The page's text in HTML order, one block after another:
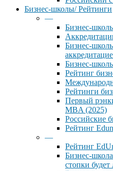
Бизнес-школы/ Рейтинги
—
Бизнес-
Бизнес-
Бизнес-
Рейтинг
Рейтинги
Первый
MBA (2025)
Российские
Рейтинг
—
Рейтинг
Бизнес-
стопки